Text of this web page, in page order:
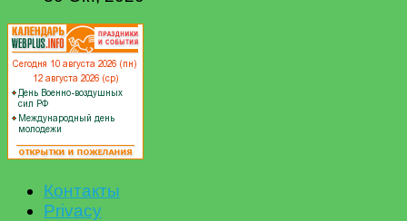
Контакты
Privacy